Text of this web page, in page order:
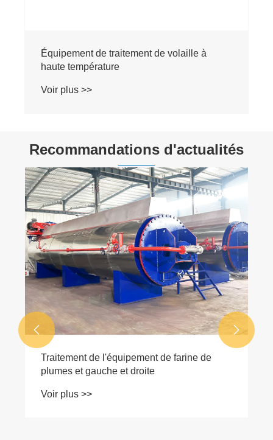
Recommandations d'actualités
Équipement d'élimination des carcass
d'animaux
Voir plus >>
 